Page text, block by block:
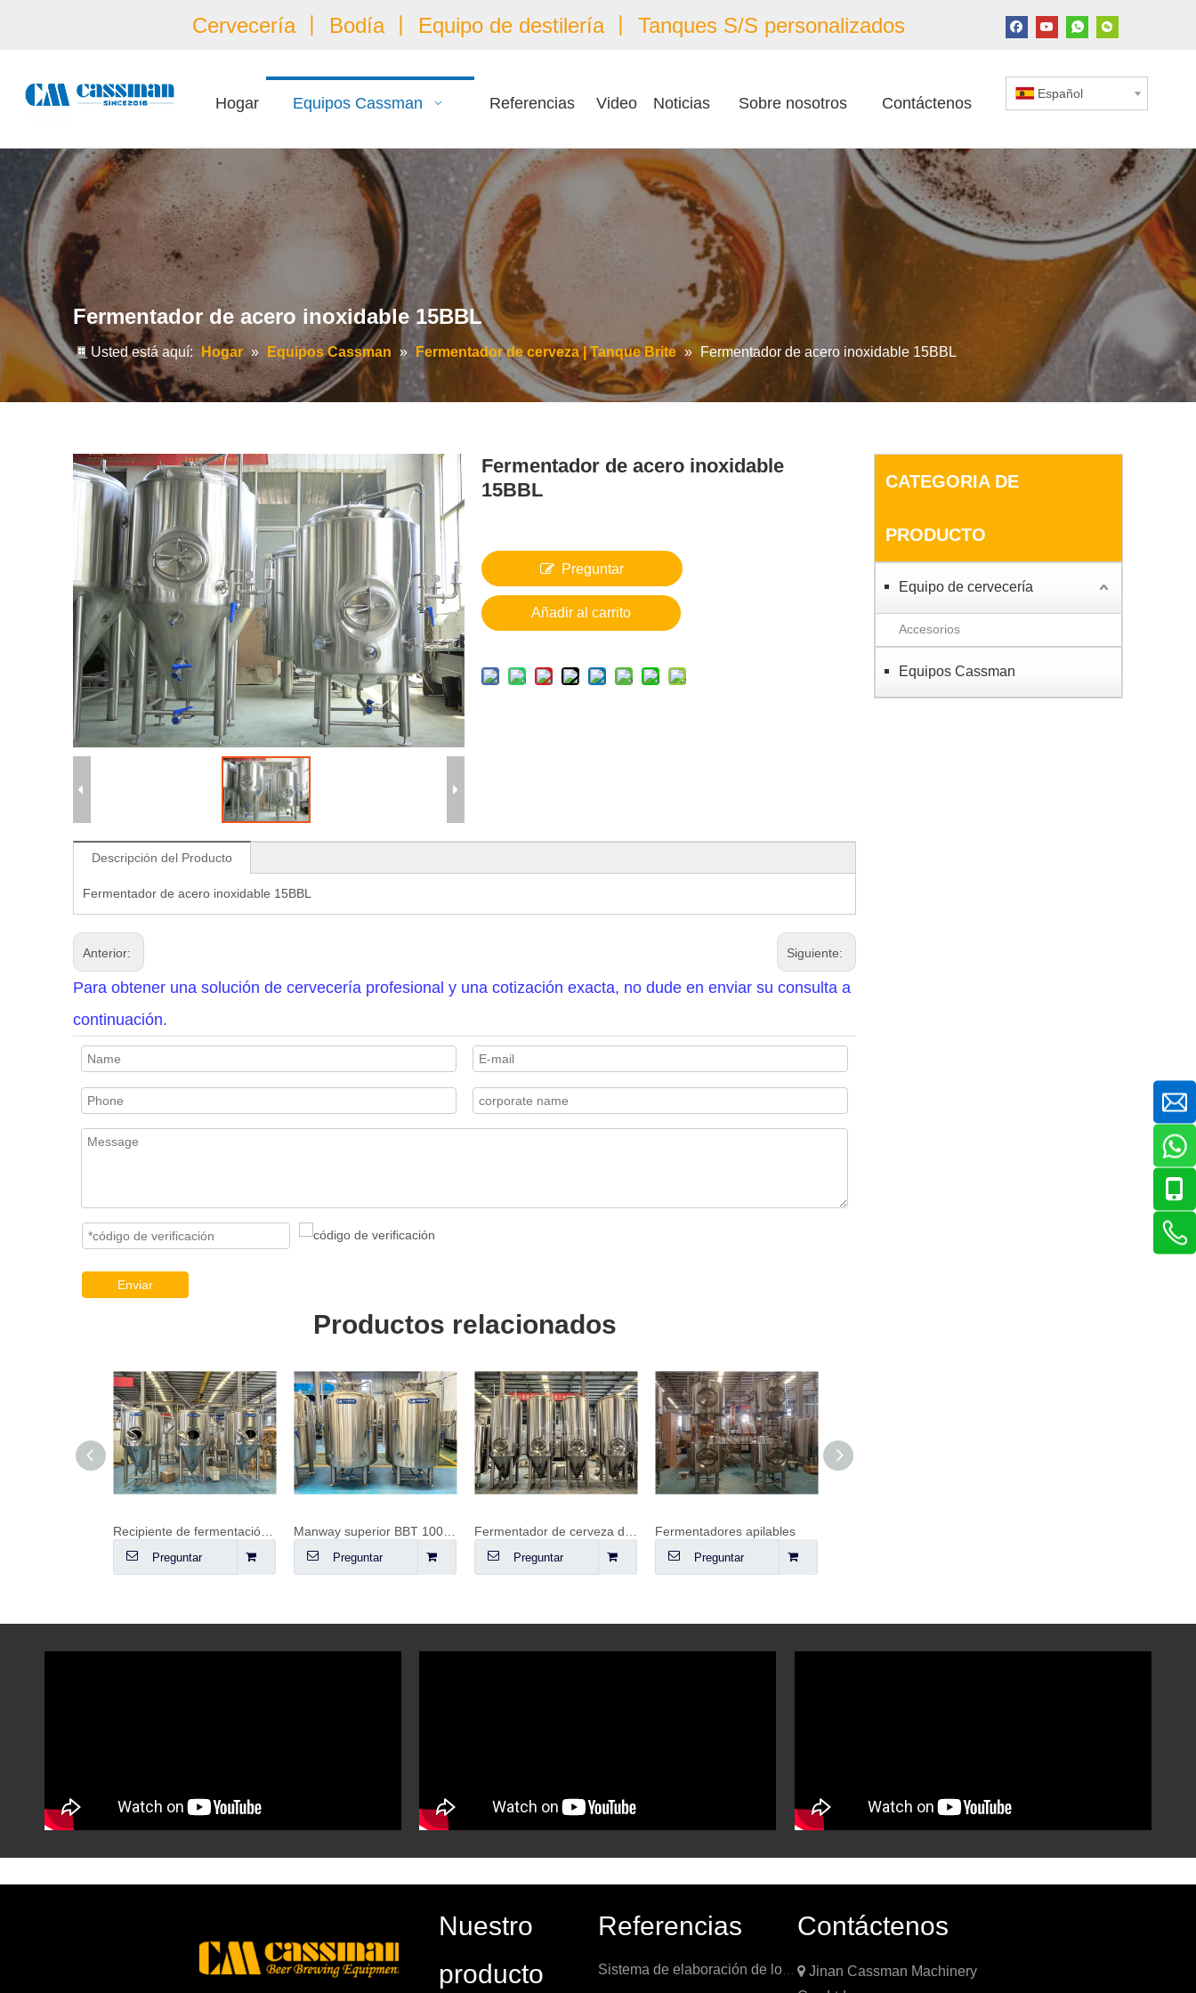
Cervecería 丨 Bodía 丨 Equipo de destilería 丨 Tanques S/S personalizados
Hogar Equipos Cassman Referencias Video Noticias Sobre nosotros Contáctenos
Español
Fermentador de acero inoxidable 15BBL
Usted está aquí: Hogar » Equipos Cassman » Fermentador de cerveza | Tanque Brite » Fermentador de acero inoxidable 15BBL
Fermentador de acero inoxidable
15BBL
Preguntar
Añadir al carrito
Descripción del Producto
Fermentador de acero inoxidable 15BBL
Anterior: Siguiente:
Para obtener una solución de cervecería profesional y una cotización exacta, no dude en enviar su consulta a
continuación.
Enviar
Productos relacionados
Recipiente de fermentación FV de 20 hl (2000 L) Manway superior BBT 1000L
Preguntar
Fermentador de cerveza delgado 10HL
Preguntar
Fermentadores apilables
Preguntar Preguntar
CATEGORIA DE
PRODUCTO
Equipo de cervecería
Accesorios
Equipos Cassman
Nuestro
producto
Referencias Contáctenos
 Jinan Cassman Machinery